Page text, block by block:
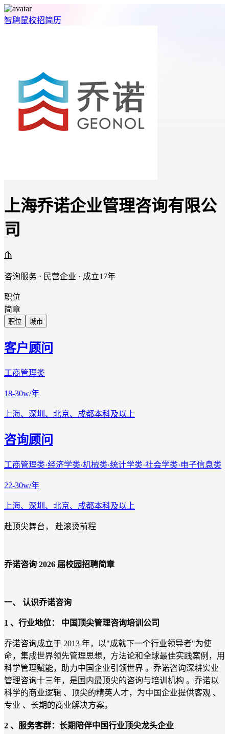
智聘鼠校招简历
上海乔诺企业管理咨询有限公
司
咨询服务 · 民营企业 · 成立17年
职位
简章
职位 城市
客户顾问
工商管理类
18-30w/年
上海、深圳、北京、成都本科及以上
咨询顾问
工商管理类·经济学类·机械类·统计学类·社会学类·电子信息类
22-30w/年
上海、深圳、北京、成都本科及以上
赴顶尖舞台， 赴滚烫前程
乔诺咨询 2026 届校园招聘简章
一、 认识乔诺咨询
1 、行业地位： 中国顶尖管理咨询培训公司
乔诺咨询成立于 2013 年，以"成就下一个行业领导者"为使
命，集成世界领先管理思想，方法论和全球最佳实践案例，用
科学管理赋能，助力中国企业引领世界 。乔诺咨询深耕实业
管理咨询十三年，是国内最顶尖的咨询与培训机构 。乔诺以
科学的商业逻辑 、顶尖的精英人才，为中国企业提供客观 、
专业 、长期的商业解决方案。
2 、服务客群：长期陪伴中国行业顶尖龙头企业